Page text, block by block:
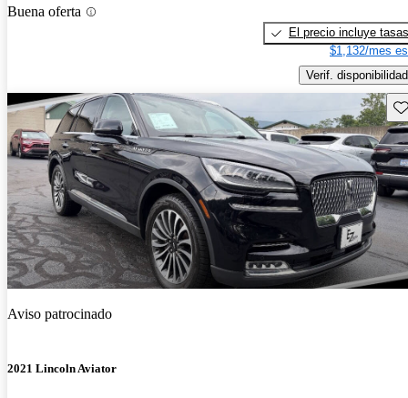
Buena oferta
El precio incluye tasas
$1,132/mes
Verif. disponibilidad
Aviso patrocinado
2021 Lincoln Aviator